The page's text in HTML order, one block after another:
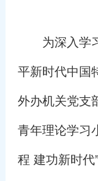
为深入学习
平新时代中国
外办机关党支
青年理论学习
程 建功新时代